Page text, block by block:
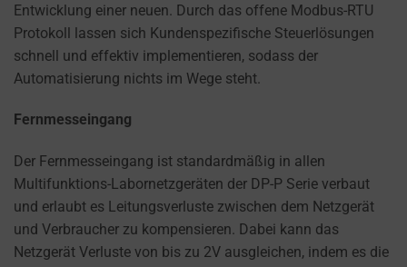
Entwicklung einer neuen. Durch das offene Modbus-RTU
Protokoll lassen sich Kundenspezifische Steuerlösungen
schnell und effektiv implementieren, sodass der
Automatisierung nichts im Wege steht.
Fernmesseingang
Der Fernmesseingang ist standardmäßig in allen
Multifunktions-Labornetzgeräten der DP-P Serie verbaut
und erlaubt es Leitungsverluste zwischen dem Netzgerät
und Verbraucher zu kompensieren. Dabei kann das
Netzgerät Verluste von bis zu 2V ausgleichen, indem es die